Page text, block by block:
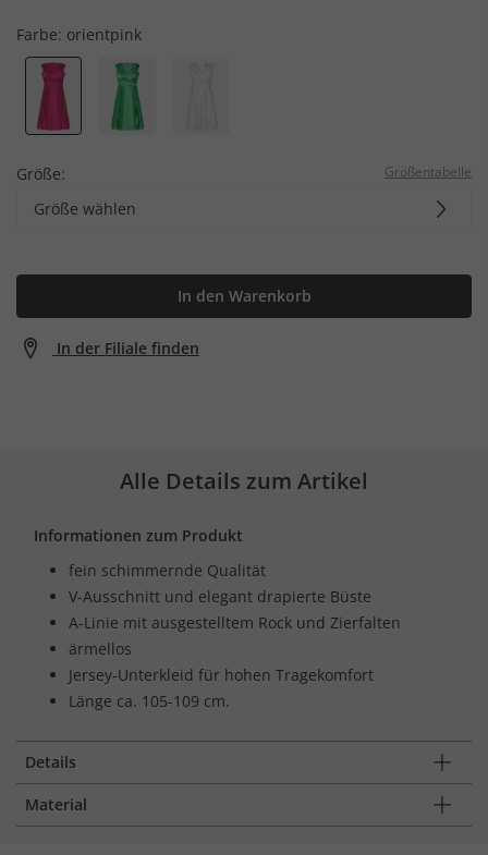
Farbe: orientpink
Größe: Größentabelle
Größe wählen
In den Warenkorb
In der Filiale finden
Alle Details zum Artikel
Informationen zum Produkt
fein schimmernde Qualität
V-Ausschnitt und elegant drapierte Büste
A-Linie mit ausgestelltem Rock und Zierfalten
ärmellos
Jersey-Unterkleid für hohen Tragekomfort
Länge ca. 105-109 cm.
Details
Material